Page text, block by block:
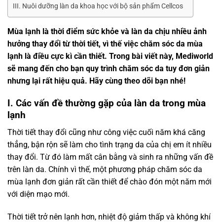
III. Nuôi dưỡng làn da khoa học với bộ sản phẩm Cellcos
Mùa lạnh là thời điểm sức khỏe và làn da chịu nhiều ảnh
hưởng thay đổi từ thời tiết, vì thế việc chăm sóc da mùa
lạnh là điều cực kì cần thiết. Trong bài viết này, Mediworld
sẽ mang đến cho bạn quy trình chăm sóc da tuy đơn giản
nhưng lại rất hiệu quả. Hãy cùng theo dõi bạn nhé!
I. Các vấn đề thường gặp của làn da trong mùa
lạnh
Thời tiết thay đổi cũng như công việc cuối năm khá căng
thẳng, bận rộn sẽ làm cho tình trạng da của chị em ít nhiều
thay đổi. Từ đó làm mất cân bằng và sinh ra những vấn đề
trên làn da. Chính vì thế, một phương pháp chăm sóc da
mùa lạnh đơn giản rất cần thiết để chào đón một năm mới
với diện mạo mới.
Thời tiết trở nên lạnh hơn, nhiệt độ giảm thấp và không khí